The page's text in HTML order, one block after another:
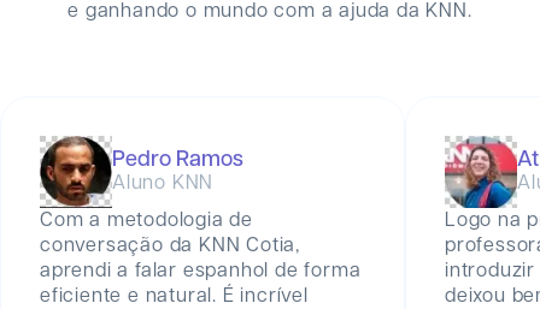
e ganhando o mundo com a ajuda da KNN.
Pedro Ramos
Aluno KNN
Com a metodologia de
conversação da KNN Cotia,
aprendi a falar espanhol de forma
eficiente e natural. É incrível
Logo na
introduzir
deixou